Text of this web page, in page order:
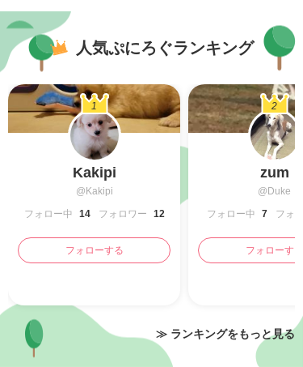
人気ぷにろぐランキング
1
Kakipi
@Kakipi
フォロー中
14 フォロワー 12
フォローする
2
zum
@Duke
フォロー中
7 フォ
フォローする
≫ ランキングをもっと見る